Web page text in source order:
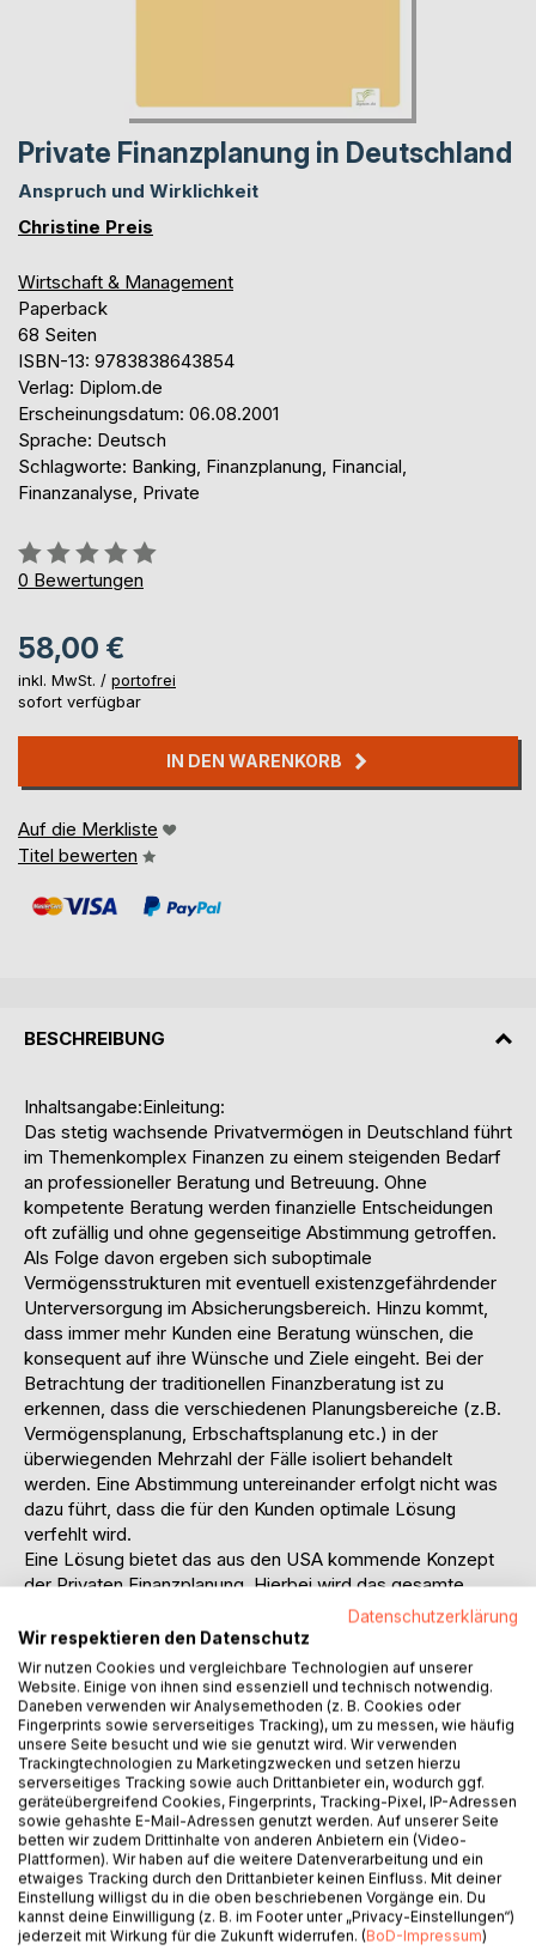
Private Finanzplanung in Deutschland
Anspruch und Wirklichkeit
Christine Preis
Wirtschaft & Management
Paperback
68 Seiten
ISBN-13: 9783838643854
Verlag: Diplom.de
Erscheinungsdatum: 06.08.2001
Sprache: Deutsch
Schlagworte: Banking, Finanzplanung, Financial,
Finanzanalyse, Private
Bewertung::
0%
0 Bewertungen
58,00 €
inkl. MwSt. / portofrei
sofort verfügbar
IN DEN WARENKORB
Auf die Merkliste
Titel bewerten
BESCHREIBUNG
Inhaltsangabe:Einleitung:
Das stetig wachsende Privatvermögen in Deutschland führt
im Themenkomplex Finanzen zu einem steigenden Bedarf
an professioneller Beratung und Betreuung. Ohne
kompetente Beratung werden finanzielle Entscheidungen
oft zufällig und ohne gegenseitige Abstimmung getroffen.
Als Folge davon ergeben sich suboptimale
Vermögensstrukturen mit eventuell existenzgefährdender
Unterversorgung im Absicherungsbereich. Hinzu kommt,
dass immer mehr Kunden eine Beratung wünschen, die
konsequent auf ihre Wünsche und Ziele eingeht. Bei der
Betrachtung der traditionellen Finanzberatung ist zu
erkennen, dass die verschiedenen Planungsbereiche (z.B.
Vermögensplanung, Erbschaftsplanung etc.) in der
überwiegenden Mehrzahl der Fälle isoliert behandelt
werden. Eine Abstimmung untereinander erfolgt nicht was
dazu führt, dass die für den Kunden optimale Lösung
verfehlt wird.
Eine Lösung bietet das aus den USA kommende Konzept
der Privaten Finanzplanung. Hierbei wird das gesamte
finanzielle Umfeld eines Kunden als Ganzes betrachtet. Auf
die Ziele und Wünsche des Kunden wird bei der Analyse
individuell eingegangen.
Gang der Untersuchung:
Die vorliegende Diplomarbeit behandelt im Überblick den
Beratungsansatz der Privaten Finanzplanung. Des weiteren
werden die Beratungsansprüche, welche die Certified
Financial Planner an die Private Finanzplanung haben
herausgestellt sowie vorhandene Kontrollsysteme und
Anforderungen an die Berater aufgezeigt. Im Gegensatz
dazu stehen die nicht-zertifizierten Anbieter Privater
Finanzplanung. Auch hier findet eine Untersuchung
hinsichtlich Beratungsansprüche, Kontrollsysteme und
Anforderungen statt.
Datenschutzerklärung
Wir respektieren den Datenschutz
Wir nutzen Cookies und vergleichbare Technologien auf unserer
Website. Einige von ihnen sind essenziell und technisch notwendig.
Daneben verwenden wir Analysemethoden (z. B. Cookies oder
Fingerprints sowie serverseitiges Tracking), um zu messen, wie häufig
unsere Seite besucht und wie sie genutzt wird. Wir verwenden
Trackingtechnologien zu Marketingzwecken und setzen hierzu
serverseitiges Tracking sowie auch Drittanbieter ein, wodurch ggf.
geräteübergreifend Cookies, Fingerprints, Tracking-Pixel, IP-Adressen
sowie gehashte E-Mail-Adressen genutzt werden. Auf unserer Seite
betten wir zudem Drittinhalte von anderen Anbietern ein (Video-
Plattformen). Wir haben auf die weitere Datenverarbeitung und ein
etwaiges Tracking durch den Drittanbieter keinen Einfluss. Mit deiner
Einstellung willigst du in die oben beschriebenen Vorgänge ein. Du
kannst deine Einwilligung (z. B. im Footer unter „Privacy-Einstellungen“)
jederzeit mit Wirkung für die Zukunft widerrufen. (BoD-Impressum)